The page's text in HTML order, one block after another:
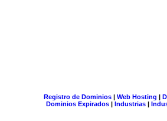
Registro de Dominios| Web Hosting |
Dominios Expirados | Industrias |